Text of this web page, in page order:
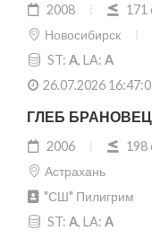
2008
171
Новосибирск
ST:A, LA:A
26.07.2026
ГЛЕБ БРАНОВЕЦ
2006
198
Астрахань
"СШ" Пилигрим
ST:A, LA:A